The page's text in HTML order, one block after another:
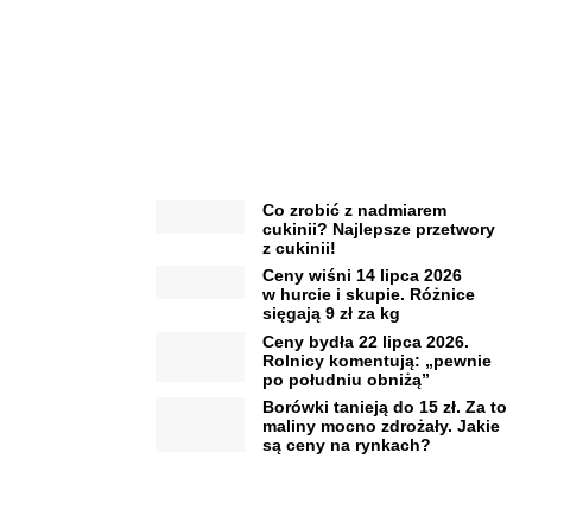
Co zrobić z nadmiarem
cukinii? Najlepsze przetwory
z cukinii!
Ceny wiśni 14 lipca 2026
w hurcie i skupie. Różnice
sięgają 9 zł za kg
Ceny bydła 22 lipca 2026.
Rolnicy komentują: „pewnie
po południu obniżą”
Borówki tanieją do 15 zł. Za to
maliny mocno zdrożały. Jakie
są ceny na rynkach?